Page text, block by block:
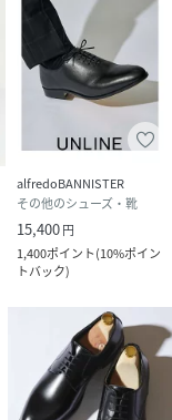
alfredoBANNISTER
その他のシューズ・靴
15,400円
1,400ポイント(10%ポイン
トバック)